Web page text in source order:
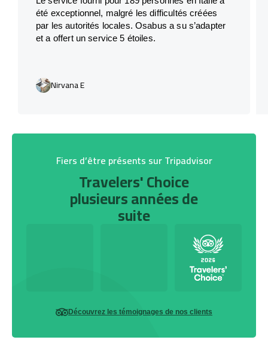
été exceptionnel, malgré les difficultés créées
par les autorités locales. Osabus a su s’adapter
et a offert un service 5 étoiles.
Nirvana E
Fiers d’être présents sur Tripadvisor
Travelers' Choice
plusieurs années de
suite
Découvrez les témoignages de nos clients